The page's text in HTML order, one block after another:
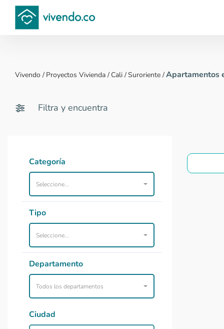
Vivendo / Proyectos Vivienda / Cali /Suroriente /Apartamentos
Filtra y encuentra
Categoría
Seleccione...
Tipo
Seleccione...
Departamento
Todos los departamentos
Ciudad